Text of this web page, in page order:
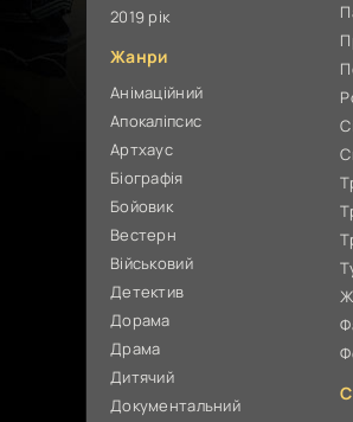
2019 рік
Жанри
Анімаційний
Апокаліпсис
Артхаус
Біографія
Бойовик
Вестерн
Військовий
Детектив
Дорама
Драма
Дитячий
Документальний